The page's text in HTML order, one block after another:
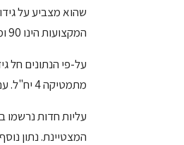
המקצועות הינו 90 ומעלה – כולל הצטיינות בבגרות החברתית.
מתמטיקה 4 יח"ל. עם זאת, נרשמה ירידה מזערית במספר המסיימים 5 יח"ל במתמטיקה.
עליות חדות נרשמו
המצטיינת. נתון